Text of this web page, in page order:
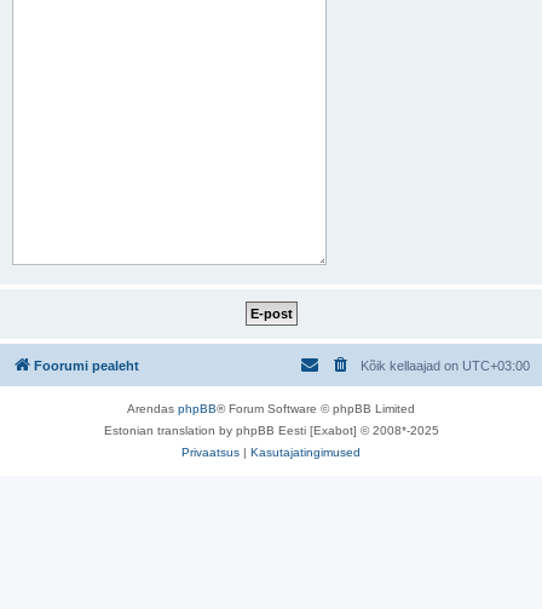
Foorumi pealeht Kõik kellaajad on UTC+03:00
Arendas phpBB® Forum Software © phpBB Limited
Estonian translation by phpBB Eesti [Exabot] © 2008*-2025
Privaatsus | Kasutajatingimused